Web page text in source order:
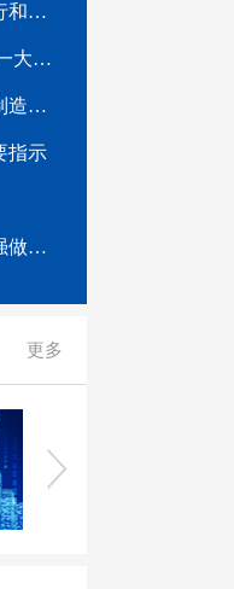
国务院召开常务会议研究2025年度中央预算执行和其他财政收支审计查出问题整改工作等
李强主持召开国务院常务会议 研究推进全国统一大市场建设有关工作等
李强在北京调研时强调：推动人工智能与先进制造业深度融合 加快培育塑造经济发展新动能新优势
指示
《求是》杂志发表习近平总书记重要文章《做强做优做大实体经济》
更多